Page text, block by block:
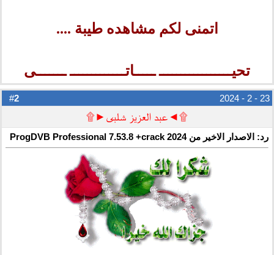
اتمنى لكم مشاهده طيبة ....
تحيـــــــــــــــــ ـــــاتـــــــــــــ ـــــــى
2 23 - 2 - 2024
۩◄عبد العزيز شلبى►۩
رد: الاصدار الاخير من ProgDVB Professional 7.53.8 +crack 2024